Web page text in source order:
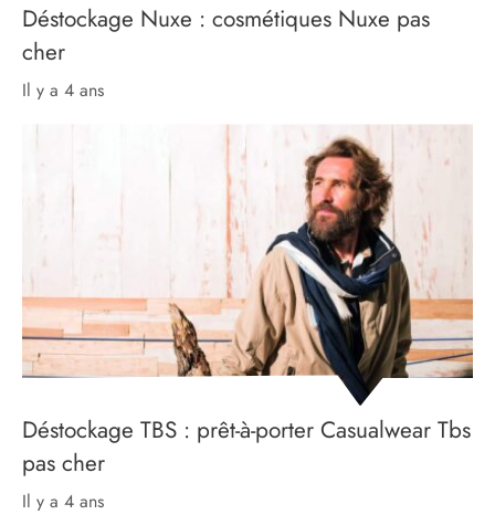
Déstockage Nuxe : cosmétiques Nuxe pas
cher
il y a 4 ans
Déstockage TBS : prêt-à-porter Casualwear Tbs
pas cher
il y a 4 ans